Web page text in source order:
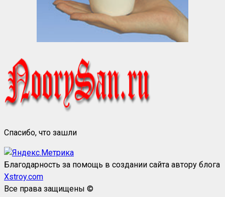
Спасибо, что зашли
Благодарность за помощь в создании сайта автору блога
Xstroy.com
Все права защищены ©